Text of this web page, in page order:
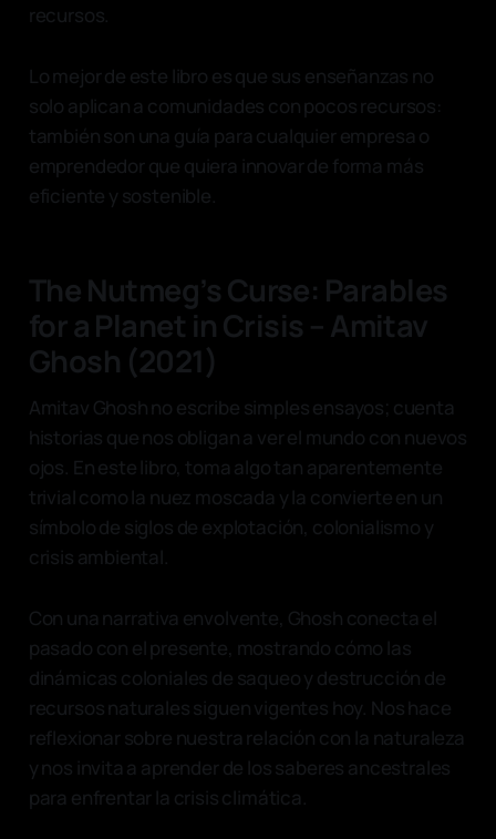
recursos.
Lo mejor de este libro es que sus enseñanzas no
solo aplican a comunidades con pocos recursos:
también son una guía para cualquier empresa o
emprendedor que quiera innovar de forma más
eficiente y sostenible.
The Nutmeg’s Curse: Parables
for a Planet in Crisis – Amitav
Ghosh (2021)
Amitav Ghosh no escribe simples ensayos; cuenta
historias que nos obligan a ver el mundo con nuevos
ojos. En este libro, toma algo tan aparentemente
trivial como la nuez moscada y la convierte en un
símbolo de siglos de explotación, colonialismo y
crisis ambiental.
Con una narrativa envolvente, Ghosh conecta el
pasado con el presente, mostrando cómo las
dinámicas coloniales de saqueo y destrucción de
recursos naturales siguen vigentes hoy. Nos hace
reflexionar sobre nuestra relación con la naturaleza
y nos invita a aprender de los saberes ancestrales
para enfrentar la crisis climática.